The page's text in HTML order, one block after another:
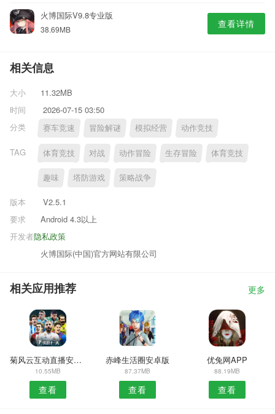
火博国际V9.8专业版
38.69MB 查看详情
相关信息
大小
11.32MB
时间
2026-07-15 03:50
分类
赛车竞速 冒险解谜 模拟经营 动作竞技
TAG 体育竞技 对战 动作冒险 生存冒险 体育竞技
趣味 塔防游戏 策略战争
版本
V2.5.1
要求
Android 4.3以上
隐私政策
开发者
火博国际(中国)官方网站有限公司
相关应用推荐 更多
菊风云互动直播安卓版
10.55MB
查看
赤峰生活圈安卓版
87.37MB
查看
优兔网APP
88.19MB
查看